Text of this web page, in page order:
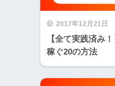
2017年12月21日
【全て実践済み
稼ぐ20の方法